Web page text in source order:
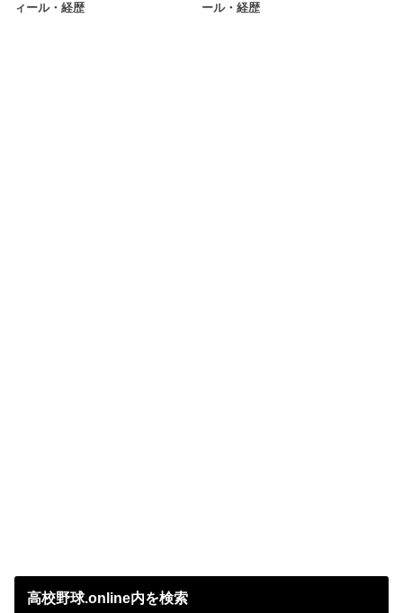
ィール・経歴
ール・経歴
高校野球.online内を検索